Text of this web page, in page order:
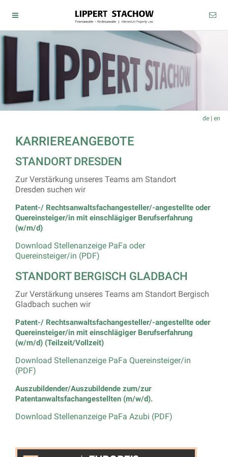
de | en
KARRIEREANGEBOTE
STANDORT DRESDEN
Zur Verstärkung unseres Teams am Standort
Dresden suchen wir
Patent-/ Rechtsanwaltsfachangesteller/-angestellte oder
Quereinsteiger/in mit einschlägiger Berufserfahrung
(w/m/d)
Download Stellenanzeige PaFa oder
Quereinsteiger/in (PDF)
STANDORT BERGISCH GLADBACH
Zur Verstärkung unseres Teams am Standort Bergisch
Gladbach suchen wir
Patent-/ Rechtsanwaltsfachangesteller/-angestellte oder
Quereinsteiger/in mit einschlägiger Berufserfahrung
(w/m/d) (Teilzeit/Vollzeit)
Download Stellenanzeige PaFa Quereinsteiger/in
(PDF)
Auszubildender/Auszubildende zum/zur
Patentanwaltsfachangestellten (m/w/d).
Download Stellenanzeige PaFa Azubi (PDF)